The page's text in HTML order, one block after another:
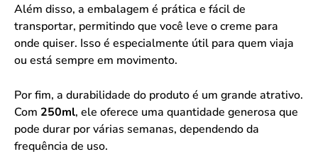
Além disso, a embalagem é prática e fácil de
transportar, permitindo que você leve o creme para
onde quiser. Isso é especialmente útil para quem viaja
ou está sempre em movimento.
Por fim, a durabilidade do produto é um grande atrativo.
Com 250ml, ele oferece uma quantidade generosa que
pode durar por várias semanas, dependendo da
frequência de uso.